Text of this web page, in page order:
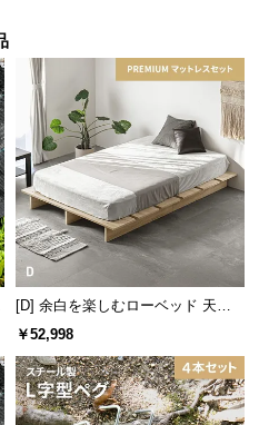
長持ち
線による色褪せを軽減。
ことが出来ます。
[D] 余白を楽しむローベッド 天然
木調 ステージベッド プレミアムマ
￥52,998